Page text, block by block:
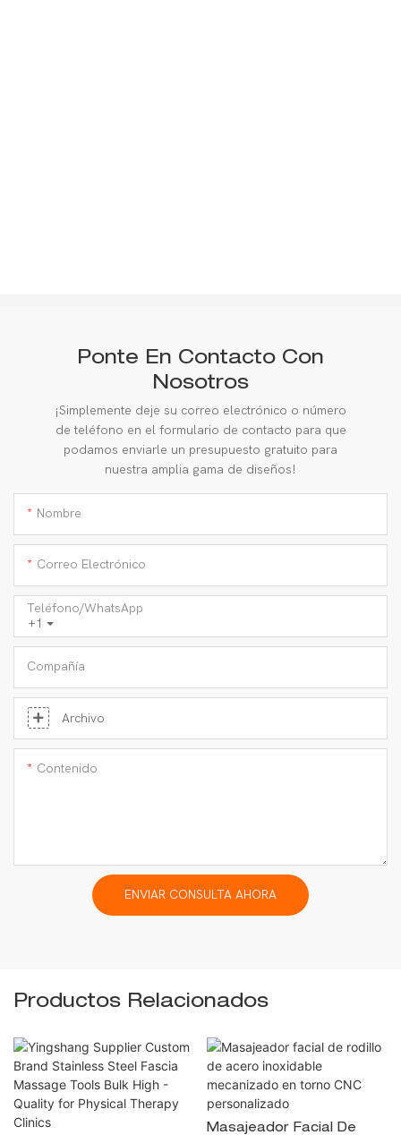
Ponte En Contacto Con
Nosotros
¡Simplemente deje su correo electrónico o número
de teléfono en el formulario de contacto para que
podamos enviarle un presupuesto gratuito para
nuestra amplia gama de diseños!
Nombre
Correo Electrónico
+1
Teléfono/WhatsApp
Compañía
Archivo
Contenido
ENVIAR CONSULTA AHORA
Productos Relacionados
Masajeador Facial De